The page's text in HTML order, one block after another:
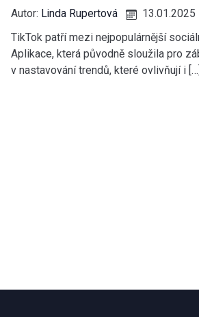
Autor: Linda Rupertová
13.01.2025
TikTok patří mezi nejpopulárnější
Aplikace, která původně sloužila pro
v nastavování trendů, které ovlivňují i […]